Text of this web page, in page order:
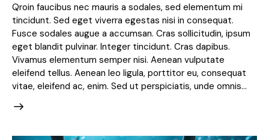
Qroin faucibus nec mauris a sodales, sed elementum mi
tincidunt. Sed eget viverra egestas nisi in consequat.
Fusce sodales augue a accumsan. Cras sollicitudin, ipsum
eget blandit pulvinar. Integer tincidunt. Cras dapibus.
Vivamus elementum semper nisi. Aenean vulputate
eleifend tellus. Aenean leo ligula, porttitor eu, consequat
vitae, eleifend ac, enim. Sed ut perspiciatis, unde omnis…